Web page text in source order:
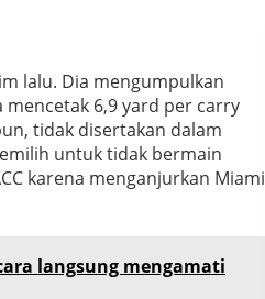
lalu. Dia mengumpulkan
6,9 yard per carry
tidak disertakan dalam
untuk tidak bermain
karena menganjurkan Miami
langsung mengamati